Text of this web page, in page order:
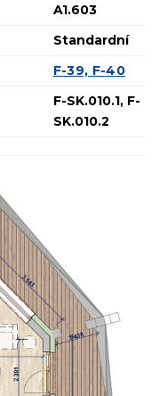
A1.603
Standardní
F-39, F-40
F-SK.010.1, F-
SK.010.2